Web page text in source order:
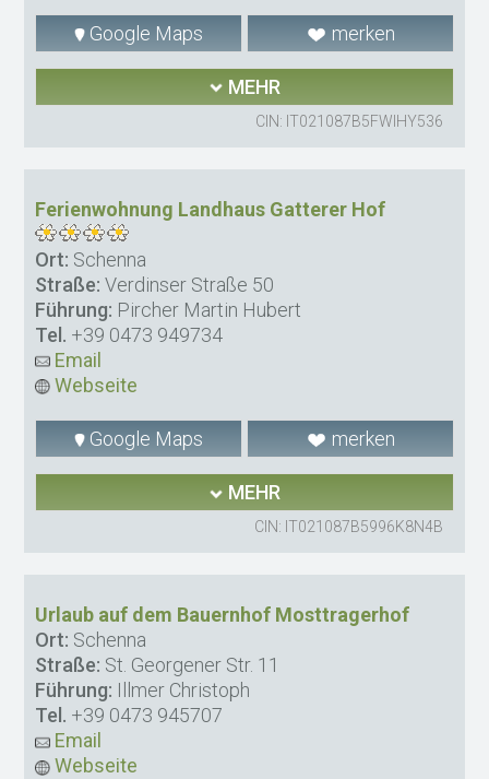
Google Maps merken
MEHR
CIN: IT021087B5FWIHY536
Ferienwohnung Landhaus Gatterer Hof
Ort: Schenna
Straße: Verdinser Straße 50
Führung: Pircher Martin Hubert
Tel. +39 0473 949734
Email
Webseite
Google Maps merken
MEHR
CIN: IT021087B5996K8N4B
Urlaub auf dem Bauernhof Mosttragerhof
Ort: Schenna
Straße: St. Georgener Str. 11
Führung: Illmer Christoph
Tel. +39 0473 945707
Email
Webseite